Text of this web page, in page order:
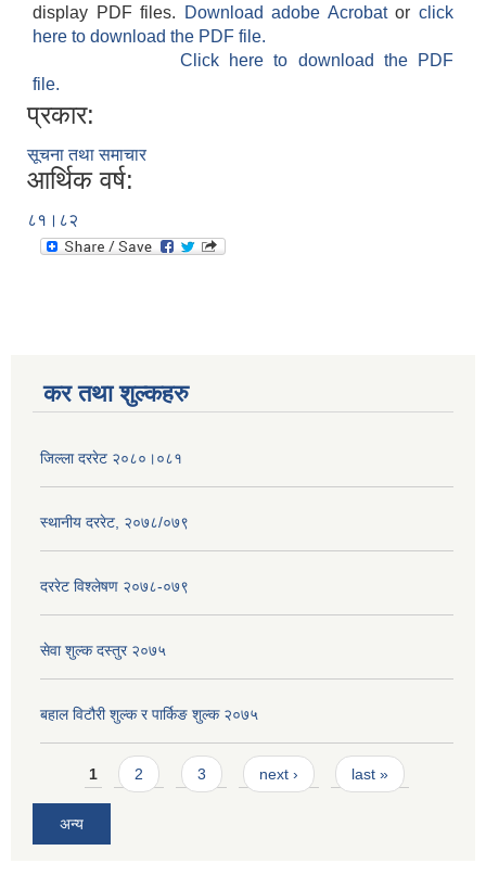
display PDF files.
Download adobe Acrobatorclick
here to download the PDF file.
Click here to download the PDF
file.
प्रकार:
सूचना तथा समाचार
आर्थिक वर्ष:
८१।८२
कर तथा शुल्कहरु
जिल्ला दररेट २०८०।०८१
स्थानीय दररेट, २०७८/०७९
दररेट विश्लेषण २०७८-०७९
सेवा शुल्क दस्तुर २०७५
बहाल विटौरी शुल्क र पार्किङ शुल्क २०७५
Pages
1 2 3 next › last »
अन्य